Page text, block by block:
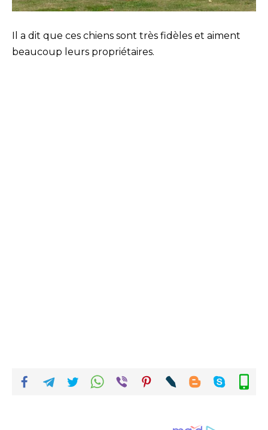
Il a dit que ces chiens sont très fidèles et aiment
beaucoup leurs propriétaires.